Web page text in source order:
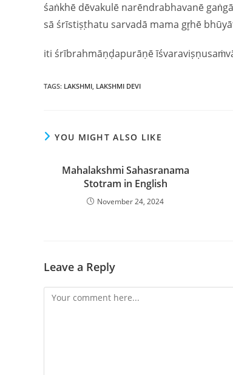
śaṅkhē dēvakulē narēndrabhavanē
sā śrīstiṣṭhatu sarvadā mama gr̥hē
iti śrībrahmāṇḍapurāṇē
TAGS: LAKSHMI, LAKSHMI DEVI
YOU MIGHT ALSO LIKE
Mahalakshmi Sahasranama
Stotram in English
November 24, 2024
Leave a Reply
Comment